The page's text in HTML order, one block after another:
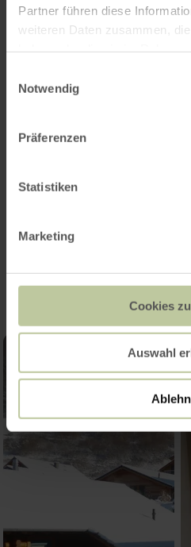
Partner führen diese
weiteren Daten zusammen,
Notwendig
Präferenzen
Statistiken
Marketing
Cookies
Auswahl